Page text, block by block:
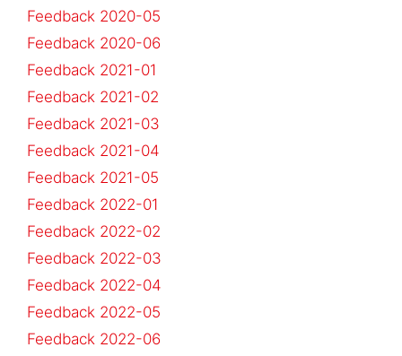
Feedback 2020-05
Feedback 2020-06
Feedback 2021-01
Feedback 2021-02
Feedback 2021-03
Feedback 2021-04
Feedback 2021-05
Feedback 2022-01
Feedback 2022-02
Feedback 2022-03
Feedback 2022-04
Feedback 2022-05
Feedback 2022-06